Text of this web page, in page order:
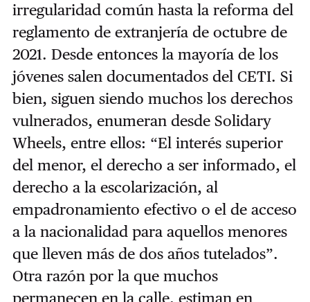
irregularidad común hasta la reforma del
reglamento de extranjería de octubre de
2021. Desde entonces la mayoría de los
jóvenes salen documentados del CETI. Si
bien, siguen siendo muchos los derechos
vulnerados, enumeran desde Solidary
Wheels, entre ellos: “El interés superior
del menor, el derecho a ser informado, el
derecho a la escolarización, al
empadronamiento efectivo o el de acceso
a la nacionalidad para aquellos menores
que lleven más de dos años tutelados”.
Otra razón por la que muchos
permanecen en la calle, estiman en